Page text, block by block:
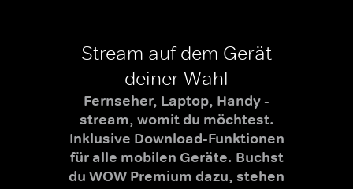
Stream auf dem Gerät
deiner Wahl
Fernseher, Laptop, Handy -
stream, womit du möchtest.
Inklusive Download-Funktionen
für alle mobilen Geräte. Buchst
du WOW Premium dazu, stehen